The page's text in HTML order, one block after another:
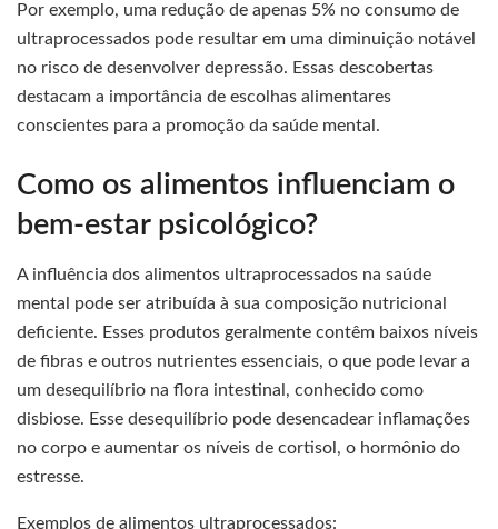
Por exemplo, uma redução de apenas 5% no consumo de
ultraprocessados pode resultar em uma diminuição notável
no risco de desenvolver depressão. Essas descobertas
destacam a importância de escolhas alimentares
conscientes para a promoção da saúde mental.
Como os alimentos influenciam o
bem-estar psicológico?
A influência dos alimentos ultraprocessados na saúde
mental pode ser atribuída à sua composição nutricional
deficiente. Esses produtos geralmente contêm baixos níveis
de fibras e outros nutrientes essenciais, o que pode levar a
um desequilíbrio na flora intestinal, conhecido como
disbiose. Esse desequilíbrio pode desencadear inflamações
no corpo e aumentar os níveis de cortisol, o hormônio do
estresse.
Exemplos de alimentos ultraprocessados: